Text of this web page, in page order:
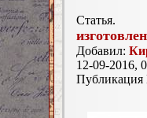
Статья.
Добавил:
12-09-2016,